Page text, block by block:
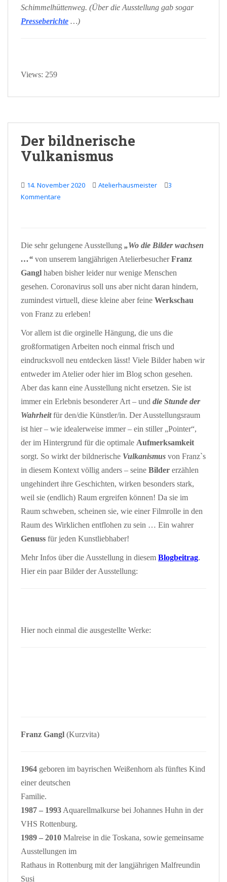
Schimmelhüttenweg. (Über die Ausstellung gab sogar
Presseberichte …)
Views: 259
Der bildnerische
Vulkanismus
14. November 2020 Atelierhausmeister
3
Kommentare
Die sehr gelungene Ausstellung „Wo die Bilder wachsen
…“ von unserem langjährigen AtelierbesucherFranz
Gangl haben bisher leider nur wenige Menschen
gesehen. Coronavirus soll uns aber nicht daran hindern,
zumindest virtuell, diese kleine aber feine Werkschau
von Franz zu erleben!
Vor allem ist die orginelle Hängung, die uns die
großformatigen Arbeiten noch einmal frisch und
eindrucksvoll neu entdecken lässt! Viele Bilder haben wir
entweder im Atelier oder hier im Blog schon gesehen.
Aber das kann eine Ausstellung nicht ersetzen. Sie ist
immer ein Erlebnis besonderer Art – und die Stunde der
Wahrheitfür den/die Künstler/in. Der Ausstellungsraum
ist hier – wie idealerweise immer – ein stiller „Pointer“,
der im Hintergrund für die optimale Aufmerksamkeit
sorgt. So wirkt der bildnerische Vulkanismus von Franz`s
in diesem Kontext völlig anders – seine Bilder erzählen
ungehindert ihre Geschichten, wirken besonders stark,
weil sie (endlich) Raum ergreifen können! Da sie im
Raum schweben, scheinen sie, wie einer Filmrolle in den
Raum des Wirklichen entflohen zu sein … Ein wahrer
Genuss für jeden Kunstliebhaber!
Mehr Infos über die Ausstellung in diesem Blogbeitrag.
Hier ein paar Bilder der Ausstellung:
Hier noch einmal die ausgestellte Werke:
Franz Gangl (Kurzvita)
1964 geboren im bayrischen Weißenhorn als fünftes Kind
einer deutschen
Familie.
1987 – 1993 Aquarellmalkurse bei Johannes Huhn in der
VHS Rottenburg.
1989 – 2010 Malreise in die Toskana, sowie gemeinsame
Ausstellungen im
Rathaus in Rottenburg mit der langjährigen Malfreundin
Susi